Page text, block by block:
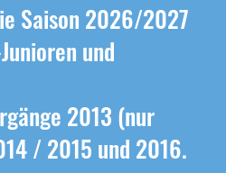
Saison 2026/2027
und
2013 (nur
/ 2015 und 2016.